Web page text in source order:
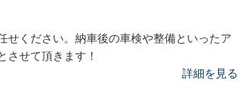
せください。納車後の車検や整備といったア
させて頂きます！
詳細を見る